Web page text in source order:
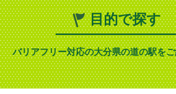
目的で探す
バリアフリー対応の大分県の道の駅を